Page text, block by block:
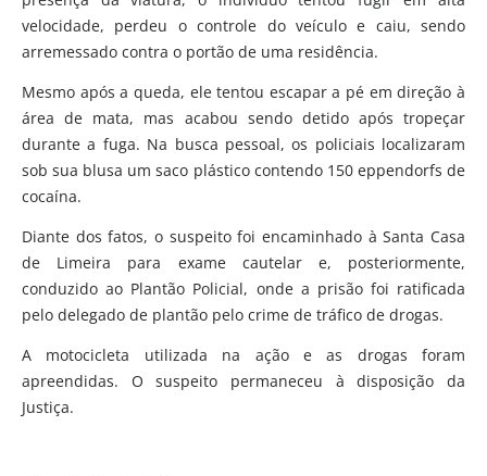
velocidade, perdeu o controle do veículo e caiu, sendo
arremessado contra o portão de uma residência.
Mesmo após a queda, ele tentou escapar a pé em direção à
área de mata, mas acabou sendo detido após tropeçar
durante a fuga. Na busca pessoal, os policiais localizaram
sob sua blusa um saco plástico contendo 150 eppendorfs de
cocaína.
Diante dos fatos, o suspeito foi encaminhado à Santa Casa
de Limeira para exame cautelar e, posteriormente,
conduzido ao Plantão Policial, onde a prisão foi ratificada
pelo delegado de plantão pelo crime de tráfico de drogas.
A motocicleta utilizada na ação e as drogas foram
apreendidas. O suspeito permaneceu à disposição da
Justiça.